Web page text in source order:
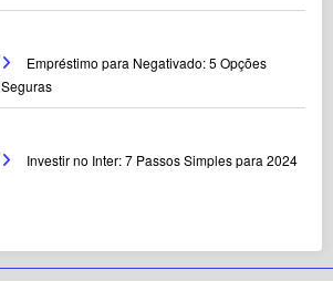
Empréstimo para Negativado: 5 Opções
Seguras
Investir no Inter: 7 Passos Simples para 2024